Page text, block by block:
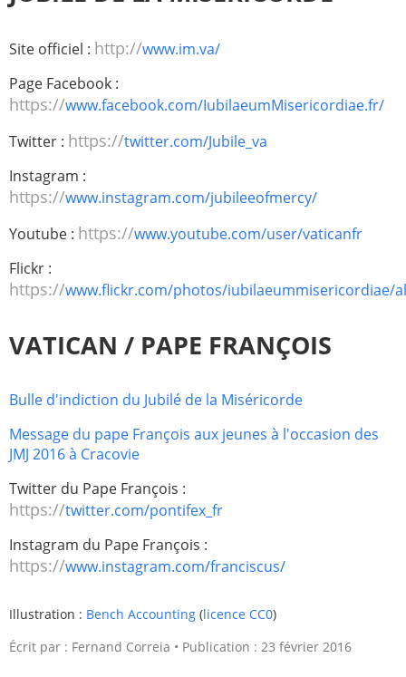
Site officiel : http://www.im.va/
Page Facebook :
https://www.facebook.com/IubilaeumMisericordiae.fr/
Twitter : https://twitter.com/Jubile_va
Instagram :
https://www.instagram.com/jubileeofmercy/
Youtube : https://www.youtube.com/user/vaticanfr
Flickr :
https://www.flickr.com/photos/iubilaeummisericordiae/
VATICAN / PAPE FRANÇOIS
Bulle d'indiction du Jubilé de la Miséricorde
Message du pape François aux jeunes à l'occasion des
JMJ 2016 à Cracovie
Twitter du Pape François :
https://twitter.com/pontifex_fr
Instagram du Pape François :
https://www.instagram.com/franciscus/
Illustration : Bench Accounting (licence CC0)
Écrit par : Fernand Correia Publication : 23 février 2016